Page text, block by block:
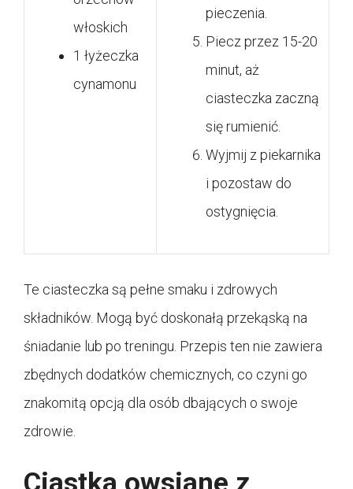
włoskich
1 łyżeczka
cynamonu
pieczenia.
Piecz przez 15-20
minut, aż
ciasteczka zaczną
się rumienić.
Wyjmij z piekarnika
i pozostaw do
ostygnięcia.
Te ciasteczka są pełne smaku i zdrowych
składników. Mogą być doskonałą przekąską na
śniadanie lub po treningu. Przepis ten nie zawiera
zbędnych dodatków chemicznych, co czyni go
znakomitą opcją dla osób dbających o swoje
zdrowie.